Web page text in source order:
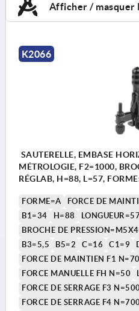
Afficher / masquer
K2066
SAUTERELLE, EMBASE
MÉTROLOGIE, F2=1000,
RÉGLAB, H=88, L=57,
FORME=A FORCE DE
B1=34
H=88
BROCHE DE
B3=5,5
B5=2 C=16 C1=9
FORCE DE MAINTIEN F1
FORCE MANUELLE FH N=50
FORCE DE SERRAGE F3
FORCE DE SERRAGE F4